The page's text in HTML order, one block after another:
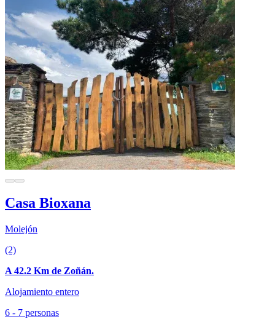
Casa Bioxana
Molejón
(2)
A 42.2 Km de Zoñán.
Alojamiento entero
6 - 7 personas